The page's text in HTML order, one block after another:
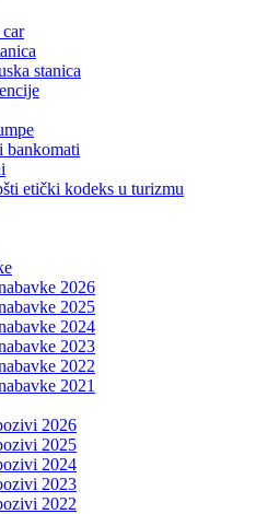
stanica
bankomati
etički kodeks u turizmu
2026
2025
2024
2023
2022
2021
2026
2025
2024
2023
2022